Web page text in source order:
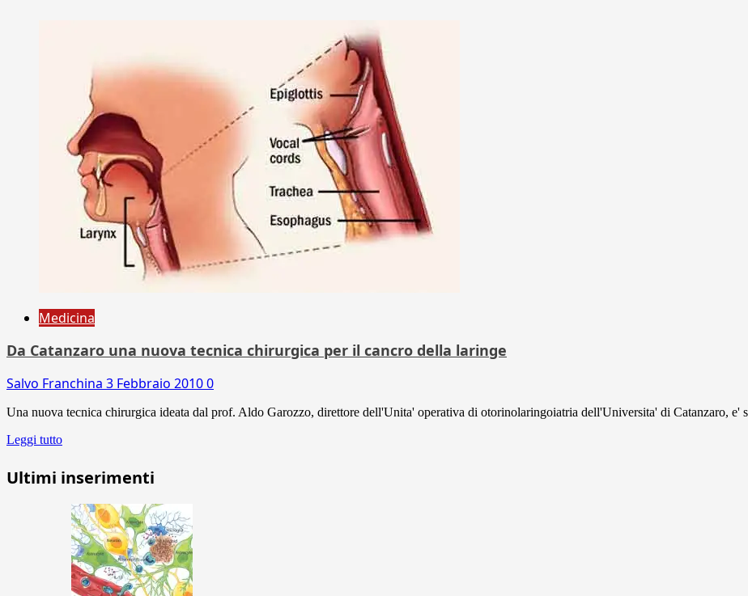
Medicina
Da Catanzaro una nuova tecnica chirurgica per il cancro della laringe
Salvo Franchina 3 Febbraio 20100
Una nuova tecnica chirurgica ideata dal prof. Aldo Garozzo, direttore dell'Unita' operativa di otorinolaringoiatria dell'Universita' di Catanzaro, e'
Leggi tutto
Ultimi inserimenti